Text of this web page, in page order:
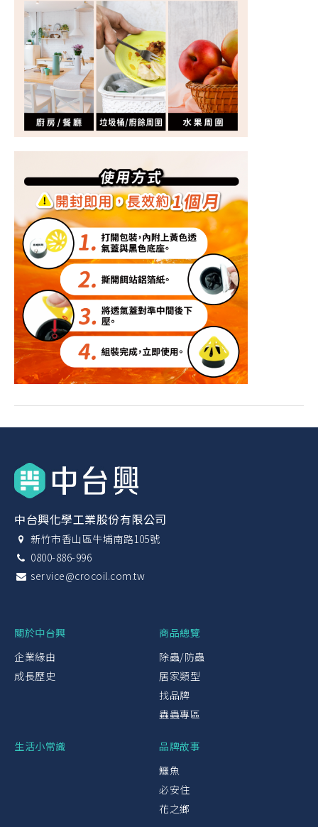
中台興化學工業股份有限公司
新竹市香山區牛埔南路105號
0800-886-996
service@crocoil.com.tw
關於中台興
企業緣由
成長歷史
商品總覽
除蟲/防蟲
居家類型
找品牌
蟲蟲專區
生活小常識
品牌故事
鱷魚
必安住
花之鄉